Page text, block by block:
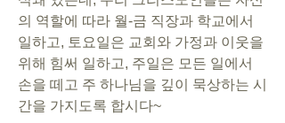
의 역할에 따라 월-금 직장과 학교에서
일하고, 토요일은 교회와 가정과 이웃을
위해 힘써 일하고, 주일은 모든 일에서
손을 떼고 주 하나님을 깊이 묵상하는 시
간을 가지도록 합시다~